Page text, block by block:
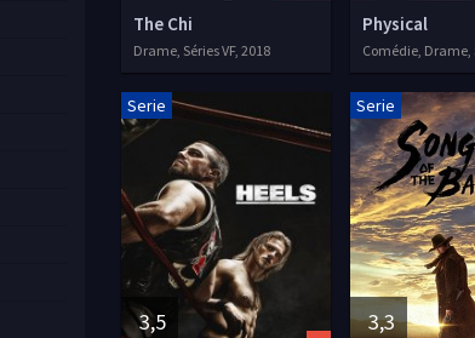
The Chi
Drame, Séries VF, 2018
Physical
3,5
Serie
3,3
Serie